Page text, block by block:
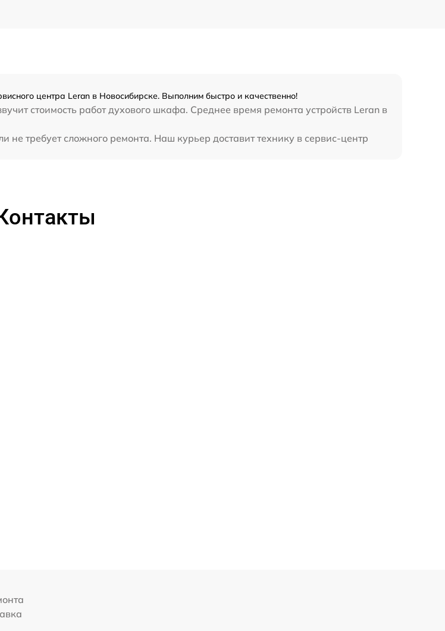
центра Leran в Новосибирске. Выполним быстро и качественно!
стоимость работ духового шкафа. Среднее время ремонта устройств Leran в
требует сложного ремонта. Наш курьер доставит технику в сервис-центр